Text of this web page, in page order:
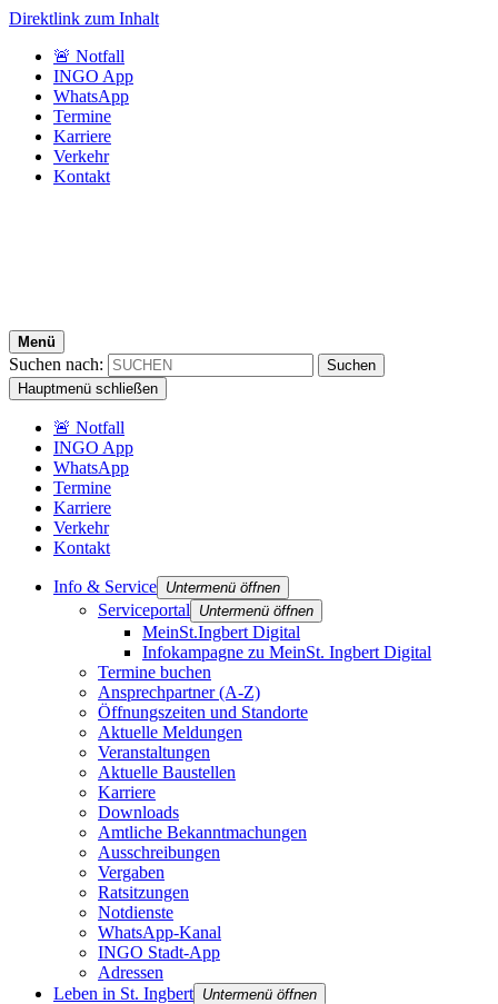
Direktlink zum Inhalt
🚨 Notfall
INGO App
WhatsApp
Termine
Karriere
Verkehr
Kontakt
Menü
Suchen nach:
Hauptmenü schließen
🚨 Notfall
INGO App
WhatsApp
Termine
Karriere
Verkehr
Kontakt
Info & Service Untermenü öffnen
Serviceportal Untermenü öffnen
MeinSt.Ingbert Digital
Infokampagne zu MeinSt. Ingbert Digital
Termine buchen
Ansprechpartner (A-Z)
Öffnungszeiten und Standorte
Aktuelle Meldungen
Veranstaltungen
Aktuelle Baustellen
Karriere
Downloads
Amtliche Bekanntmachungen
Ausschreibungen
Vergaben
Ratsitzungen
Notdienste
WhatsApp-Kanal
INGO Stadt-App
Adressen
Leben in St. Ingbert Untermenü öffnen